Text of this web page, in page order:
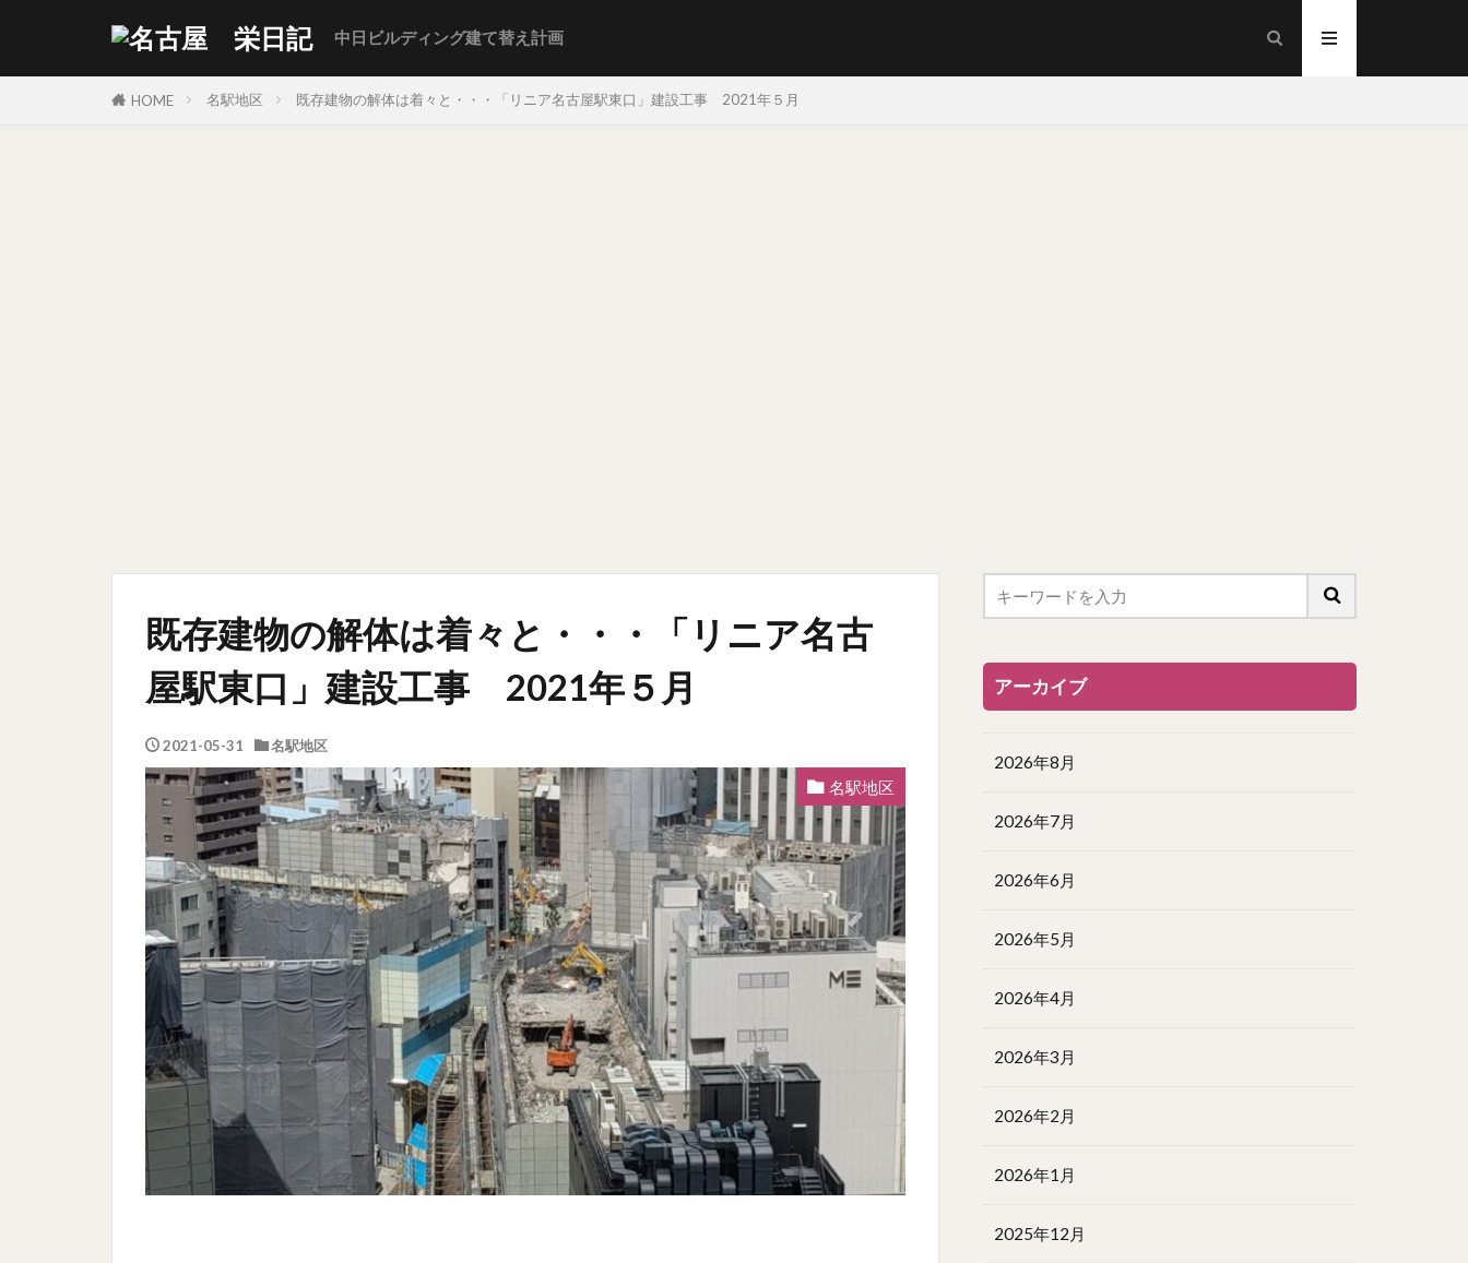
中日ビルディング建て替え計画
HOME 名駅地区 既存建物の解体は着々と・・・「リニア名古屋駅東口」建設工事 2021年５月
既存建物の解体は着々と・・・「リニア名古
屋駅東口」建設工事 2021年５月
2021-05-31 名駅地区
名駅地区
アーカイブ
2026年8月
2026年7月
2026年6月
2026年5月
2026年4月
2026年3月
2026年2月
2026年1月
2025年12月